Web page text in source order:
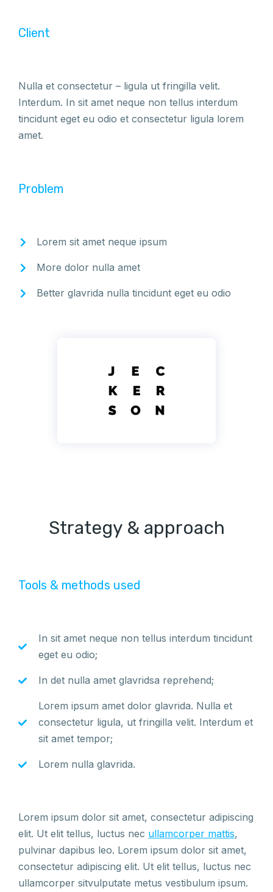
Client
Nulla et consectetur – ligula ut fringilla velit.
Interdum. In sit amet neque non tellus interdum
tincidunt eget eu odio et consectetur ligula lorem
amet.
Problem
Lorem sit amet neque ipsum
More dolor nulla amet
Better glavrida nulla tincidunt eget eu odio
Strategy & approach
Tools & methods used
In sit amet neque non tellus interdum tincidunt
eget eu odio;
In det nulla amet glavridsa reprehend;
Lorem ipsum amet dolor glavrida. Nulla et
consectetur ligula, ut fringilla velit. Interdum et
sit amet tempor;
Lorem nulla glavrida.
Lorem ipsum dolor sit amet, consectetur adipiscing
elit. Ut elit tellus, luctus nec ullamcorper mattis,
pulvinar dapibus leo. Lorem ipsum dolor sit amet,
consectetur adipiscing elit. Ut elit tellus, luctus nec
ullamcorper sitvulputate metus vestibulum ipsum.